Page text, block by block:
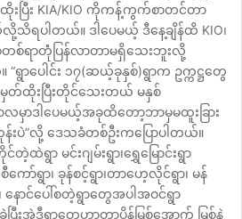
ပြီး KIA/KIO ကိုကန့်ကွက်စာတင်တာ
ပါတယ်။ ဒါပေမယ့် ဒီနေ့ချိန်ထိ KIO၊
စ်ရာတုံံပြန်လာတာမရှိသေးဘူးလို့
ာပေါင်း ၁၇(ဆယ့်ခုနှစ်)ရွာက ဥက္ကဋ္ဌတွေ
ထိုးပြီးတိုင်သေးတယ် မနှစ်
မှာဒါပေမယ့်အခုထိတော့ဘာမှမထူးခြား
းပဲ”လို့ ဒေသခံတစ်ဦးကပြောပါတယ်။
ရွာ မင်းဂျမ်းရွာ၊ရွှေမြောင်းရွာ
ကော်ရွာ၊ ခုန်စင့်ရွာ၊တာဟေ့လိုင်ရွာ၊ မန်
နောင်ပေါ်စတဲ့ရွာတွေအပါအဝင်ရွာ
ခဲ့ပြီးအဲ့ဒီရွာတွေဟာတာပိန်မြစ်အောက် မြစ်နဲ့